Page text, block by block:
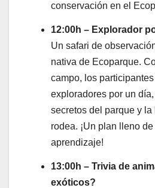
conservación en el
12:00h – Explorador
Un safari de
nativa de Ecoparque.
campo, los
exploradores por un
secretos del parque y
rodea. ¡Un plan lleno
aprendizaje!
13:00h – Trivia de
exóticos?